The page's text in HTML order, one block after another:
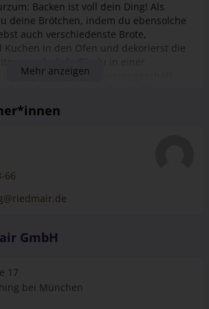
Backen ist voll dein Ding! Als
deine Brötchen, indem du ebensolche
auch verschiedenste Brote,
Kuchen in den Ofen und dekorierst die
in einem kleinen Backwarengeschäft
für Langschläfer. Dafür gehst du
Hause, wenn manch einer erst mit
Gefühl an. Denn du hast mit deinen
erschaffen, die anderen ein glückliches
zaubern.
Mehr anzeigen
66
GmbH
17
bei München